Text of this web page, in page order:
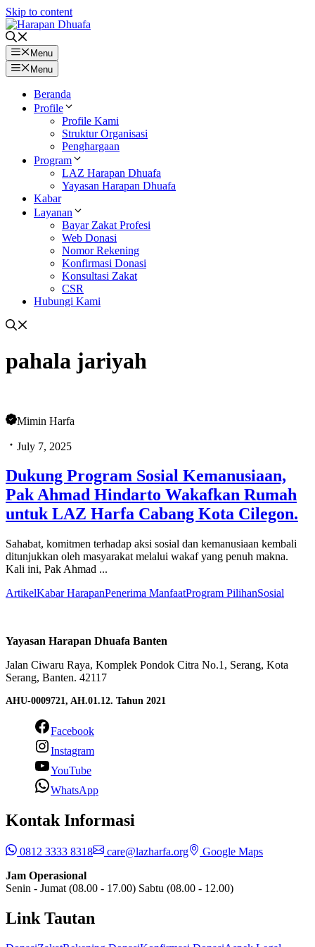
Skip to content
Menu
Menu
Beranda
Profile
Profile Kami
Struktur Organisasi
Penghargaan
Program
LAZ Harapan Dhuafa
Yayasan Harapan Dhuafa
Kabar
Layanan
Bayar Zakat Profesi
Web Donasi
Nomor Rekening
Konfirmasi Donasi
Konsultasi Zakat
CSR
Hubungi Kami
pahala jariyah
Mimin Harfa
July 7, 2025
Dukung Program Sosial Kemanusiaan,
Pak Ahmad Hindarto Wakafkan Rumah
untuk LAZ Harfa Cabang Kota Cilegon.
Sahabat, komitmen terhadap aksi sosial dan kemanusiaan kembali
ditunjukkan oleh masyarakat melalui wakaf yang penuh makna.
Kali ini, Pak Ahmad ...
ArtikelKabar HarapanPenerima ManfaatProgram PilihanSosial
Yayasan Harapan Dhuafa Banten
Jalan Ciwaru Raya, Komplek Pondok Citra No.1, Serang, Kota
Serang, Banten. 42117
AHU-0009721, AH.01.12. Tahun 2021
Facebook
Instagram
YouTube
WhatsApp
Kontak Informasi
0812 3333 8318 care@lazharfa.org
Google Maps
Jam Operasional
Senin - Jumat (08.00 - 17.00) Sabtu (08.00 - 12.00)
Link Tautan